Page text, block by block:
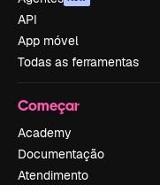
API
App móvel
Todas as ferramentas
Começar
Academy
Documentação
Atendimento